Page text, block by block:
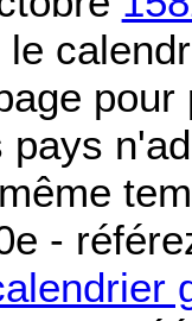
pour
pays
-